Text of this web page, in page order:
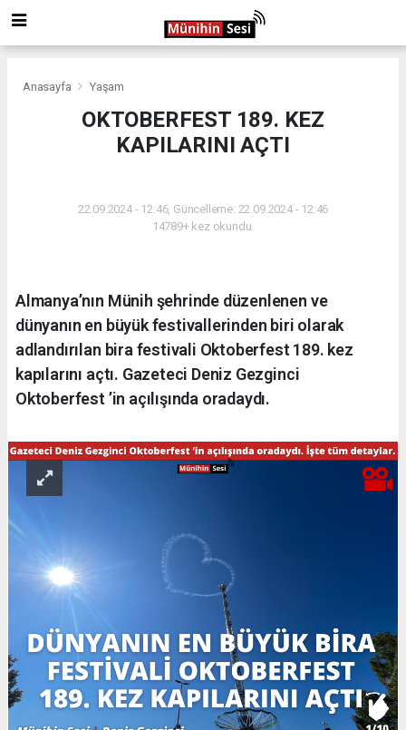
Anasayfa Yaşam
OKTOBERFEST 189. KEZ
KAPILARINI AÇTI
22.09.2024 - 12:46, Güncelleme: 22.09.2024 - 12:46
14789+ kez okundu.
Almanya’nın Münih şehrinde düzenlenen ve
dünyanın en büyük festivallerinden biri olarak
adlandırılan bira festivali Oktoberfest 189. kez
kapılarını açtı. Gazeteci Deniz Gezginci
Oktoberfest ’in açılışında oradaydı.